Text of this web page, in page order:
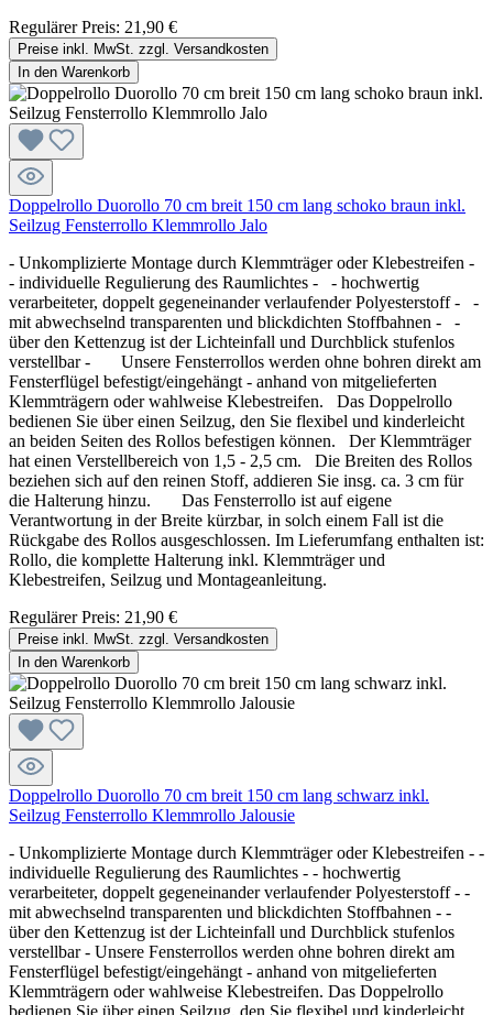
Regulärer Preis: 21,90 €
Preise inkl. MwSt. zzgl. Versandkosten
In den Warenkorb
Doppelrollo Duorollo 70 cm breit 150 cm lang schoko braun inkl.
Seilzug Fensterrollo Klemmrollo Jalo
- Unkomplizierte Montage durch Klemmträger oder Klebestreifen -
- individuelle Regulierung des Raumlichtes - - hochwertig
verarbeiteter, doppelt gegeneinander verlaufender Polyesterstoff - -
mit abwechselnd transparenten und blickdichten Stoffbahnen - -
über den Kettenzug ist der Lichteinfall und Durchblick stufenlos
verstellbar - Unsere Fensterrollos werden ohne bohren direkt am
Fensterflügel befestigt/eingehängt - anhand von mitgelieferten
Klemmträgern oder wahlweise Klebestreifen. Das Doppelrollo
bedienen Sie über einen Seilzug, den Sie flexibel und kinderleicht
an beiden Seiten des Rollos befestigen können. Der Klemmträger
hat einen Verstellbereich von 1,5 - 2,5 cm. Die Breiten des Rollos
beziehen sich auf den reinen Stoff, addieren Sie insg. ca. 3 cm für
die Halterung hinzu. Das Fensterrollo ist auf eigene
Verantwortung in der Breite kürzbar, in solch einem Fall ist die
Rückgabe des Rollos ausgeschlossen. Im Lieferumfang enthalten ist:
Rollo, die komplette Halterung inkl. Klemmträger und
Klebestreifen, Seilzug und Montageanleitung.
Regulärer Preis: 21,90 €
Preise inkl. MwSt. zzgl. Versandkosten
In den Warenkorb
Doppelrollo Duorollo 70 cm breit 150 cm lang schwarz inkl.
Seilzug Fensterrollo Klemmrollo Jalousie
- Unkomplizierte Montage durch Klemmträger oder Klebestreifen - -
individuelle Regulierung des Raumlichtes - - hochwertig
verarbeiteter, doppelt gegeneinander verlaufender Polyesterstoff - -
mit abwechselnd transparenten und blickdichten Stoffbahnen - -
über den Kettenzug ist der Lichteinfall und Durchblick stufenlos
verstellbar - Unsere Fensterrollos werden ohne bohren direkt am
Fensterflügel befestigt/eingehängt - anhand von mitgelieferten
Klemmträgern oder wahlweise Klebestreifen. Das Doppelrollo
bedienen Sie über einen Seilzug, den Sie flexibel und kinderleicht